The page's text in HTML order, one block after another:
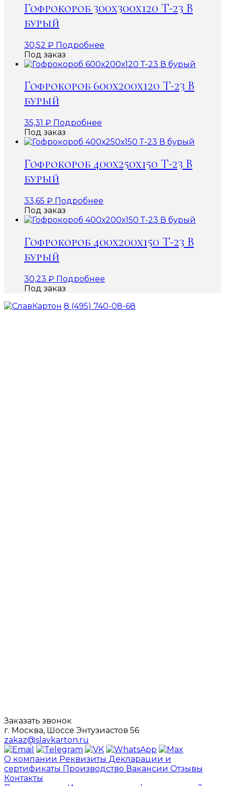
Гофрокороб 300х300х120 Т-23 В
бурый
30,52 ₽ Подробнее
Под заказ
Гофрокороб 600х200х120 Т-23 В
бурый
35,31 ₽ Подробнее
Под заказ
Гофрокороб 400х250х150 Т-23 В
бурый
33,65 ₽ Подробнее
Под заказ
Гофрокороб 400х200х150 Т-23 В
бурый
30,23 ₽ Подробнее
Под заказ
8 (495) 740-08-68
Заказать звонок
г. Москва, Шоссе Энтузиастов 56
zakaz@slavkarton.ru
О компании Реквизиты Декларации и
сертификаты Производство Вакансии Отзывы
Контакты